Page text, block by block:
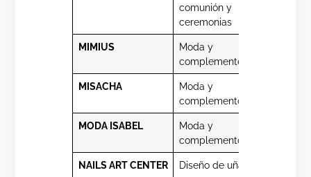
comunión y
ceremonias
MIMIUS
Moda y
complementos
MISACHA
Moda y
complementos
MODA ISABEL
Moda y
complementos
NAILS ART CENTER Diseño de uñas